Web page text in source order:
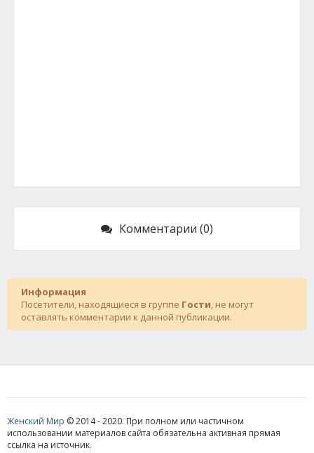
Комментарии (0)
Информация
Посетители, находящиеся в группе Гости, не могут
оставлять комментарии к данной публикации.
Женский Мир © 2014 - 2020. При полном или частичном
использовании материалов сайта обязательна активная прямая
ссылка на источник.